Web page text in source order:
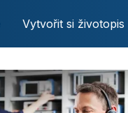
Vytvořit si životopis